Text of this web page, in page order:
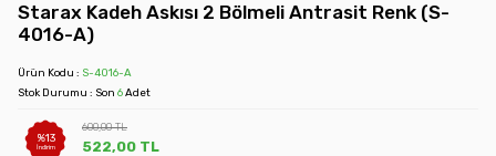
Starax Kadeh Askısı 2 Bölmeli Antrasit Renk (S-
4016-A)
Ürün Kodu : S-4016-A
Stok Durumu : Son 6Adet
%13
İndirim
600,00TL
522,00 TL